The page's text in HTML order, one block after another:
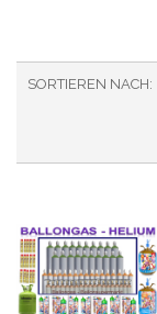
SORTIEREN NACH